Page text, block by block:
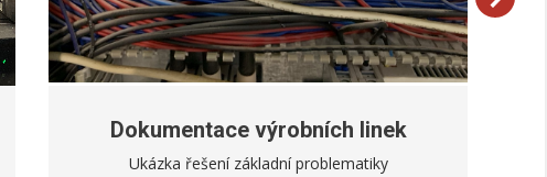
Dokumentace výrobních linek
Ukázka řešení základní problematiky